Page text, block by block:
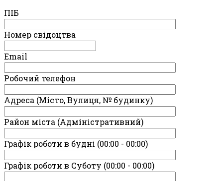
ПIБ
Номер свідоцтва
Email
Робочий телефон
Адреса (Місто, Вулиця, № будинку)
Район міста (Адміністративний)
Графік роботи в будні (00:00 - 00:00)
Графік роботи в Суботу (00:00 - 00:00)